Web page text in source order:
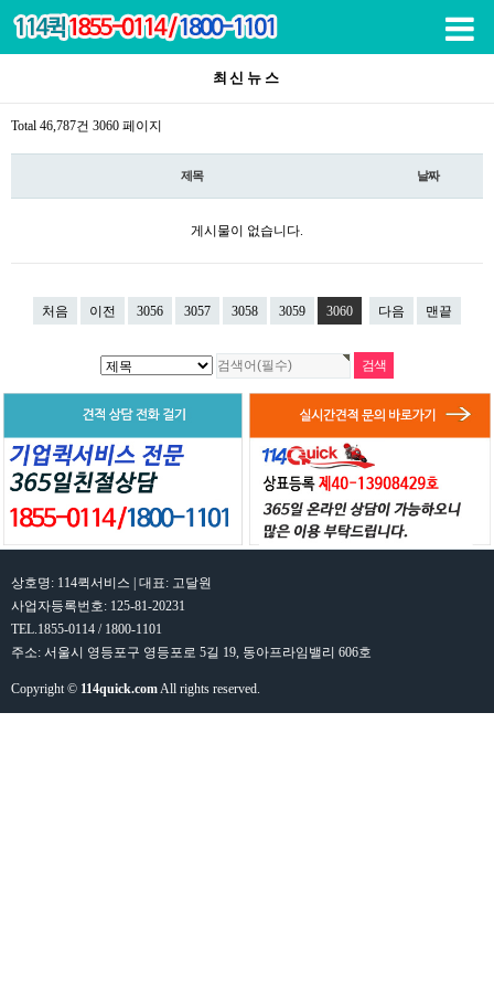
최신뉴스
Total 46,787건 3060 페이지
제목 날짜
게시물이 없습니다.
처음 이전 3056 3057 3058 3059 3060 다음 맨끝
상호명: 114퀵서비스 | 대표: 고달원
사업자등록번호: 125-81-20231
TEL.1855-0114 / 1800-1101
주소: 서울시 영등포구 영등포로 5길 19, 동아프라임밸리 606호
Copyright © 114quick.comAll rights reserved.